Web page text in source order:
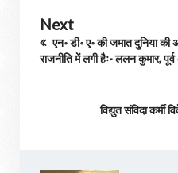
Next
एन॰ डी॰ ए॰ की जमात दुनिया
राजनीति में लगी हैः- ललन कुमार,
विद्युत संविदा कर्मी